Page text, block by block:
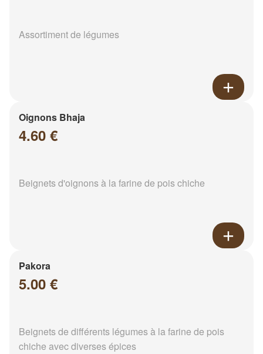
Assortiment de légumes
Oignons Bhaja
4.60 €
Beignets d'oignons à la farine de pois chiche
Pakora
5.00 €
Beignets de différents légumes à la farine de pois
chiche avec diverses épices